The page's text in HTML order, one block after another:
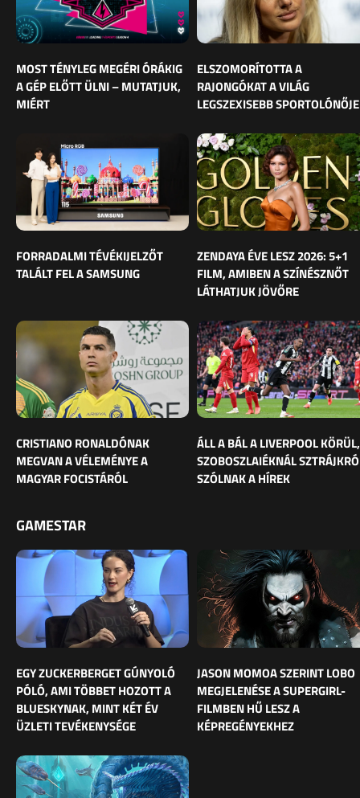
MOST TÉNYLEG MEGÉRI ÓRÁKIG
A GÉP ELŐTT ÜLNI – MUTATJUK,
MIÉRT
ELSZOMORÍTOTTA A
RAJONGÓKAT A VILÁG
LEGSZEXISEBB SPORTOLÓNŐJE
FORRADALMI TÉVÉKIJELZŐT
TALÁLT FEL A SAMSUNG
ZENDAYA ÉVE LESZ 2026: 5+1
FILM, AMIBEN A SZÍNÉSZNŐT
LÁTHATJUK JÖVŐRE
CRISTIANO RONALDÓNAK
MEGVAN A VÉLEMÉNYE A
MAGYAR FOCISTÁRÓL
ÁLL A BÁL A LIVERPOOL KÖRÜL,
SZOBOSZLAIÉKNÁL
SZÓLNAK A HÍREK
GAMESTAR
EGY ZUCKERBERGET GÚNYOLÓ
PÓLÓ, AMI TÖBBET HOZOTT A
BLUESKYNAK, MINT KÉT ÉV
ÜZLETI TEVÉKENYSÉGE
JASON MOMOA SZERINT LOBO
MEGJELENÉSE A SUPERGIRL-
FILMBEN HŰ LESZ A
KÉPREGÉNYEKHEZ